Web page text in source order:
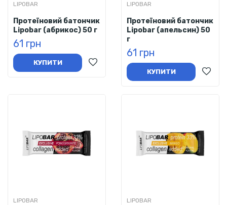
LIPOBAR
Протеїновий батончик
Lipobar (абрикос) 50 г
61 грн
КУПИТИ
LIPOBAR
Протеїновий батончик
Lipobar (апельсин) 50
г
61 грн
КУПИТИ
LIPOBAR LIPOBAR